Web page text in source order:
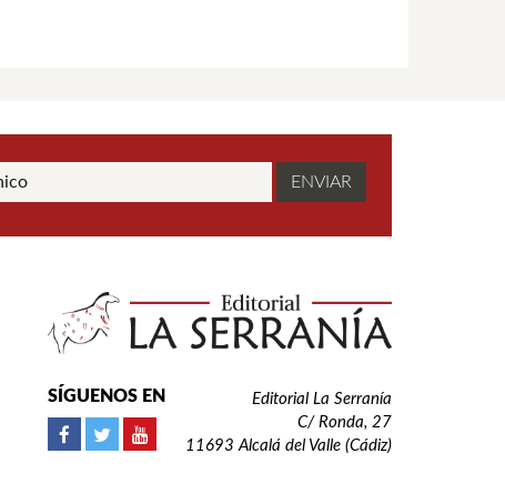
SÍGUENOS EN
Editorial La Serranía
C/ Ronda, 27
11693 Alcalá del Valle (Cádiz)